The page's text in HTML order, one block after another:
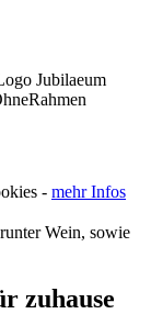
- mehr Infos
zuhause